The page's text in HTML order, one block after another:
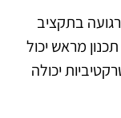
בתקציב
מראש יכול
יכולה